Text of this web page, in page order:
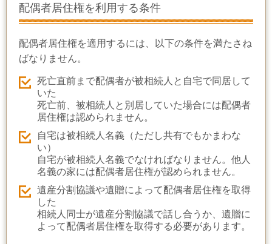
配偶者居住権を利用する条件
配偶者居住権を適用するには、以下の条件を満たさね
ばなりません。
死亡直前まで配偶者が被相続人と自宅で同居して
いた
死亡前、被相続人と別居していた場合には配偶者
居住権は認められません。
自宅は被相続人名義（ただし共有でもかまわな
い）
自宅が被相続人名義でなければなりません。他人
名義の家には配偶者居住権が認められません。
遺産分割協議や遺贈によって配偶者居住権を取得
した
相続人同士が遺産分割協議で話し合うか、遺贈に
よって配偶者居住権を取得する必要があります。